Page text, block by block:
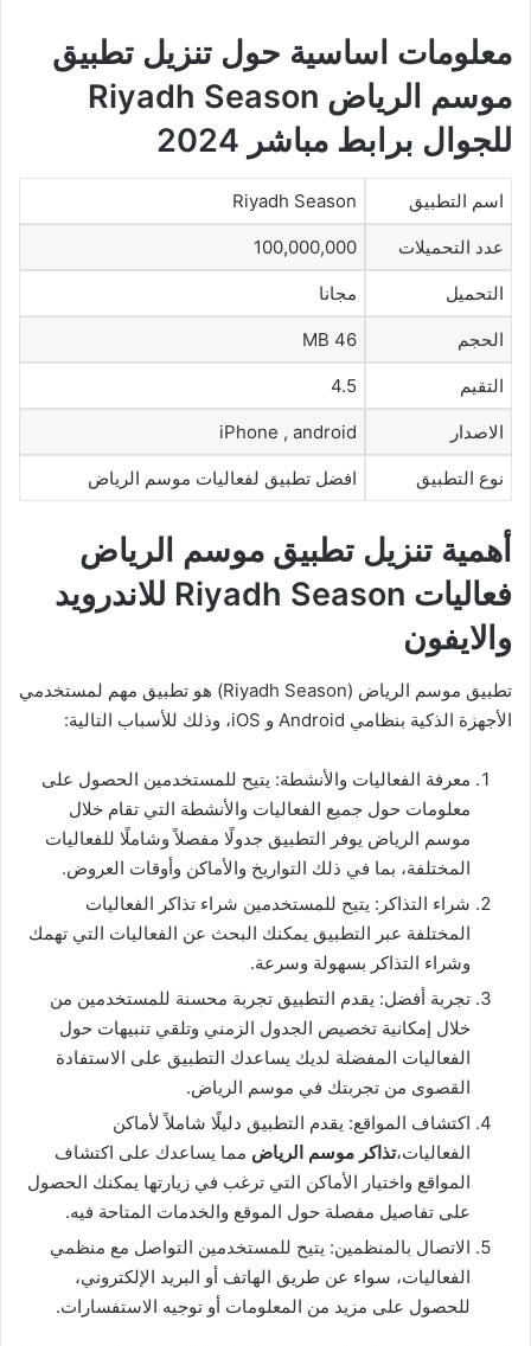
معلومات اساسية حول تنزيل تطبيق
موسم الرياض Riyadh Season
للجوال برابط مباشر 2024
اسم التطبيق Riyadh Season
عدد التحميلات 100,000,000
التحميل مجانا
الحجم 46 MB
التقيم 4.5
الاصدار iPhone , android
نوع التطبيق افضل تطبيق لفعاليات موسم الرياض
أهمية تنزيل تطبيق موسم الرياض
فعاليات Riyadh Season للاندرويد
والايفون
تطبيق موسم الرياض (Riyadh Season) هو تطبيق مهم لمستخدمي
الأجهزة الذكية بنظامي Android و iOS، وذلك للأسباب التالية:
معرفة الفعاليات والأنشطة: يتيح للمستخدمين الحصول على
معلومات حول جميع الفعاليات والأنشطة التي تقام خلال
موسم الرياض يوفر التطبيق جدولًا مفصلاً وشاملًا للفعاليات
المختلفة، بما في ذلك التواريخ والأماكن وأوقات العروض.
شراء التذاكر: يتيح للمستخدمين شراء تذاكر الفعاليات
المختلفة عبر التطبيق يمكنك البحث عن الفعاليات التي تهمك
وشراء التذاكر بسهولة وسرعة.
تجربة أفضل: يقدم التطبيق تجربة محسنة للمستخدمين من
خلال إمكانية تخصيص الجدول الزمني وتلقي تنبيهات حول
الفعاليات المفضلة لديك يساعدك التطبيق على الاستفادة
القصوى من تجربتك في موسم الرياض.
اكتشاف المواقع: يقدم التطبيق دليلًا شاملاً لأماكن
الفعاليات،تذاكر موسم الرياض مما يساعدك على اكتشاف
المواقع واختيار الأماكن التي ترغب في زيارتها يمكنك الحصول
على تفاصيل مفصلة حول الموقع والخدمات المتاحة فيه.
الاتصال بالمنظمين: يتيح للمستخدمين التواصل مع منظمي
الفعاليات، سواء عن طريق الهاتف أو البريد الإلكتروني،
للحصول على مزيد من المعلومات أو توجيه الاستفسارات.